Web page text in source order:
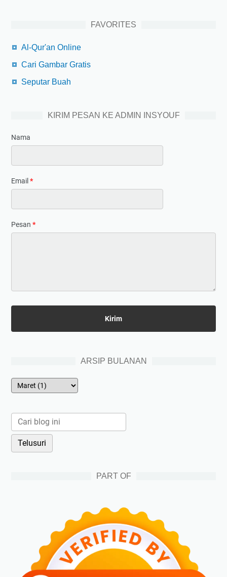
FAVORITES
Al-Qur'an Online
Cari Gambar Gratis
Seputar Buah
KIRIM PESAN KE ADMIN INSYOUF
Nama
Email *
Pesan *
ARSIP BULANAN
PART OF